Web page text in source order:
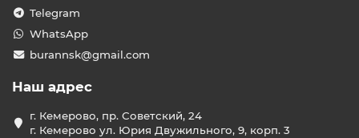
Telegram
WhatsApp
burannsk@gmail.com
Наш адрес
г. Кемерово, пр. Советский, 24
г. Кемерово ул. Юрия Двужильного, 9, корп. 3